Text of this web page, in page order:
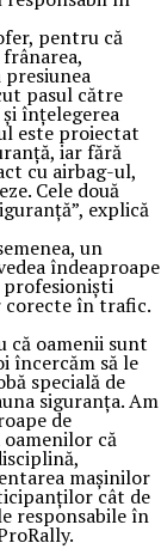
pentru că
pasul către
înțelegerea
este proiectat
iar fără
cu airbag-ul,
Cele două
explică
un
îndeaproape
profesioniști
corecte în trafic.
că oamenii sunt
încercăm să le
specială de
siguranța. Am
de
că
mașinilor
cât de
responsabile în